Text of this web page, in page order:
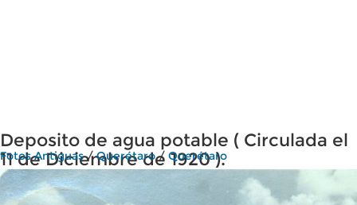
Deposito de agua potable ( Circulada el
11 de Diciembre de 1920 ).
Fotos Antiguas/Querétaro/ Querétaro